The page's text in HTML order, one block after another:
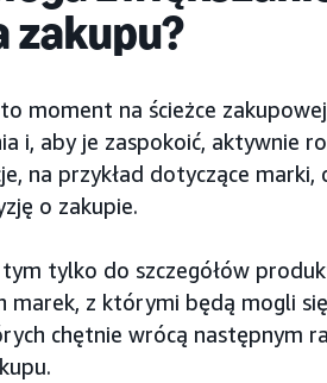
zakupu?
to moment na ścieżce
i, aby je zaspokoić, aktywnie
na przykład dotyczące marki,
o zakupie.
tylko do szczegółów
marek, z którymi będą mogli
chętnie wrócą następnym